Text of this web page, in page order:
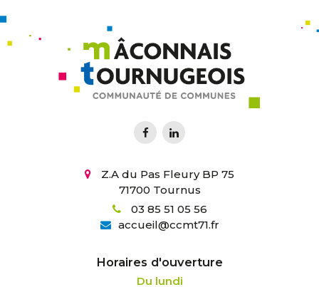
Z.A du Pas Fleury BP 75
71700 Tournus
03 85 51 05 56
accueil@ccmt71.fr
Horaires d'ouverture
Du lundi